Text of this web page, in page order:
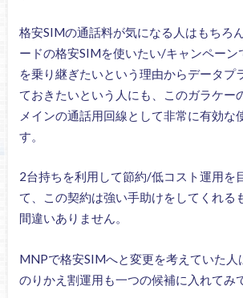
格安SIMの通話料が気になる人はもちろ
ードの格安SIMを使いたい/キャンペーン
を乗り継ぎたいという理由からデータプ
ておきたいという人にも、このガラケー
メインの通話用回線として非常に有効な
す。
2台持ちを利用して節約/低コスト運用を
て、この契約は強い手助けをしてくれる
間違いありません。
MNPで格安SIMへと変更を考えていた人
のりかえ割運用も一つの候補に入れてみ